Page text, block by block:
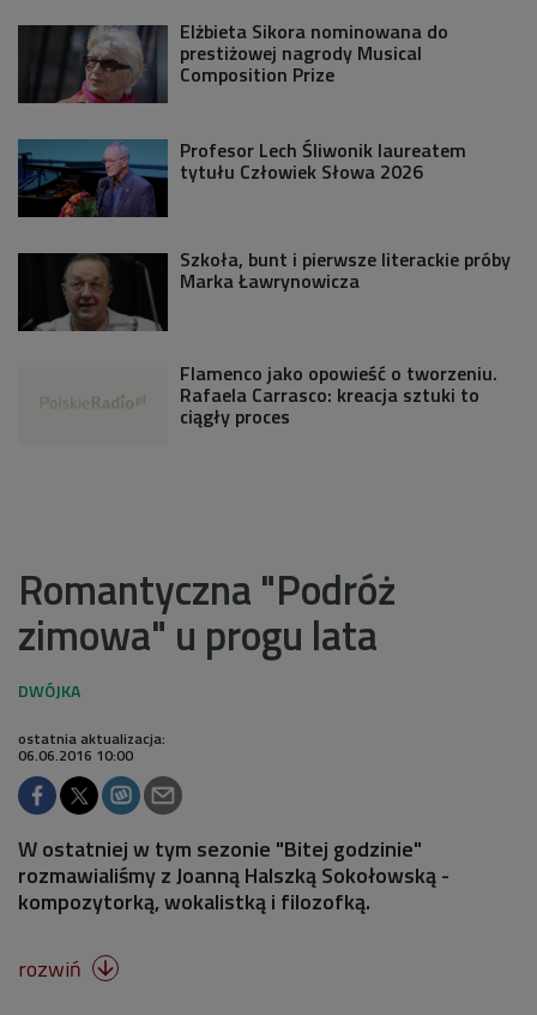
Elżbieta Sikora nominowana do
prestiżowej nagrody Musical
Composition Prize
Profesor Lech Śliwonik laureatem
tytułu Człowiek Słowa 2026
Szkoła, bunt i pierwsze literackie próby
Marka Ławrynowicza
Flamenco jako opowieść o tworzeniu.
Rafaela Carrasco: kreacja sztuki to
ciągły proces
Romantyczna "Podróż
zimowa" u progu lata
ostatnia aktualizacja:
06.06.2016 10:00
W ostatniej w tym sezonie "Bitej godzinie"
rozmawialiśmy z Joanną Halszką Sokołowską -
kompozytorką, wokalistką i filozofką.
rozwiń 